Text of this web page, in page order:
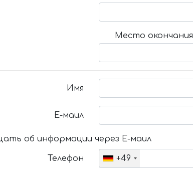
Место
Имя
Е-маил
об информации через Е-маил
Телефон +49